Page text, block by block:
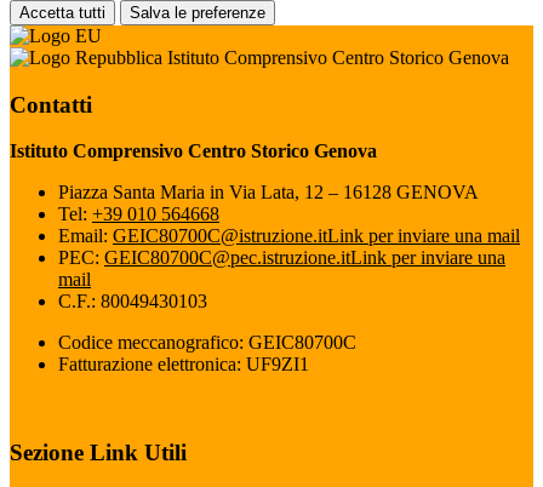
Accetta tutti Salva le preferenze
Istituto Comprensivo Centro Storico Genova
Contatti
Istituto Comprensivo Centro Storico Genova
Piazza Santa Maria in Via Lata, 12 – 16128 GENOVA
Tel: +39 010 564668
Email: GEIC80700C@istruzione.itLink per inviare una mail
PEC: GEIC80700C@pec.istruzione.itLink per inviare una
mail
C.F.: 80049430103
Codice meccanografico: GEIC80700C
Fatturazione elettronica: UF9ZI1
Sezione Link Utili